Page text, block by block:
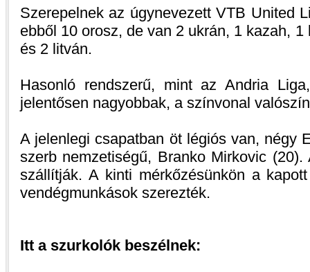
Szerepelnek az úgynevezett VTB United
ebből 10 orosz, de van 2 ukrán, 1 kazah,
és 2 litván.
Hasonló rendszerű, mint az Andria
jelentősen nagyobbak, a színvonal
A jelenlegi csapatban öt légiós van, négy
szerb nemzetiségű, Branko Mirkovic
szállítják. A kinti mérkőzésünkön a
vendégmunkások szerezték.
Itt a szurkolók beszélnek: